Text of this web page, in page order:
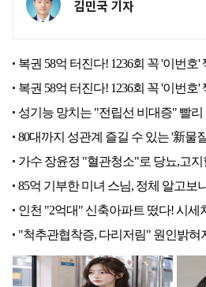
김민국 기자